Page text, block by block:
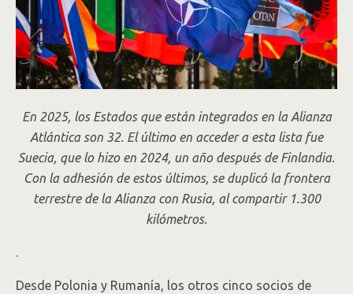
En 2025, los Estados que están integrados en la Alianza
Atlántica son 32. El último en acceder a esta lista fue
Suecia, que lo hizo en 2024, un año después de Finlandia.
Con la adhesión de estos últimos, se duplicó la frontera
terrestre de la Alianza con Rusia, al compartir 1.300
kilómetros.
.
Desde Polonia y Rumanía, los otros cinco socios de